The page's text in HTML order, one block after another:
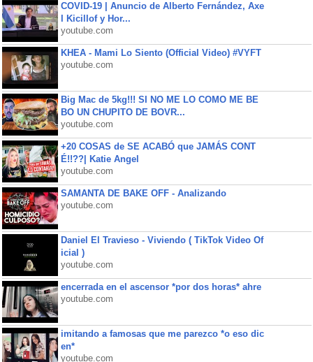
COVID-19 | Anuncio de Alberto Fernández, Axe
l Kicillof y Hor...
youtube.com
KHEA - Mami Lo Siento (Official Video) #VYFT
youtube.com
Big Mac de 5kg!!! SI NO ME LO COMO ME BE
BO UN CHUPITO DE BOVR...
youtube.com
+20 COSAS de SE ACABÓ que JAMÁS CONT
É!!??| Katie Angel
youtube.com
SAMANTA DE BAKE OFF - Analizando
youtube.com
Daniel El Travieso - Viviendo ( TikTok Video Of
icial )
youtube.com
encerrada en el ascensor *por dos horas* ahre
youtube.com
imitando a famosas que me parezco *o eso dic
en*
youtube.com